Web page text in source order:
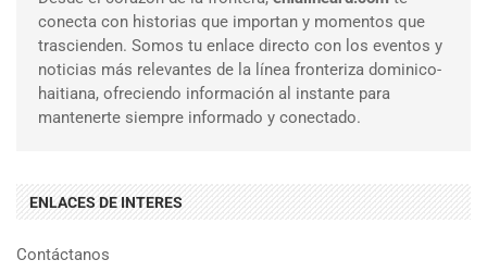
conecta con historias que importan y momentos que
trascienden. Somos tu enlace directo con los eventos y
noticias más relevantes de la línea fronteriza dominico-
haitiana, ofreciendo información al instante para
mantenerte siempre informado y conectado.
ENLACES DE INTERES
Contáctanos